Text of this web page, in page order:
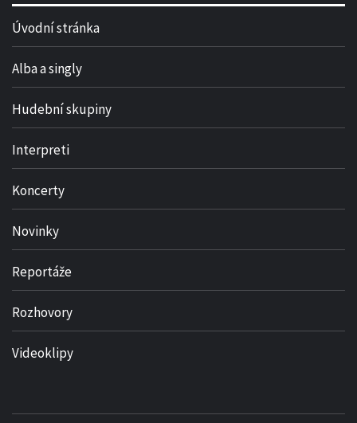
Úvodní stránka
Alba a singly
Hudební skupiny
Interpreti
Koncerty
Novinky
Reportáže
Rozhovory
Videoklipy